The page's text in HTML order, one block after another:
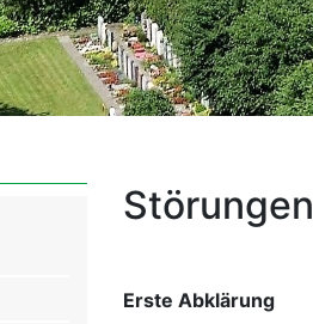
Störungen
Erste Abklärung